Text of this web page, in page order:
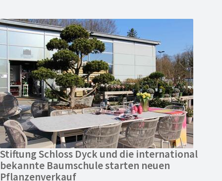
Stiftung Schloss Dyck und die international
bekannte Baumschule starten neuen
Pflanzenverkauf